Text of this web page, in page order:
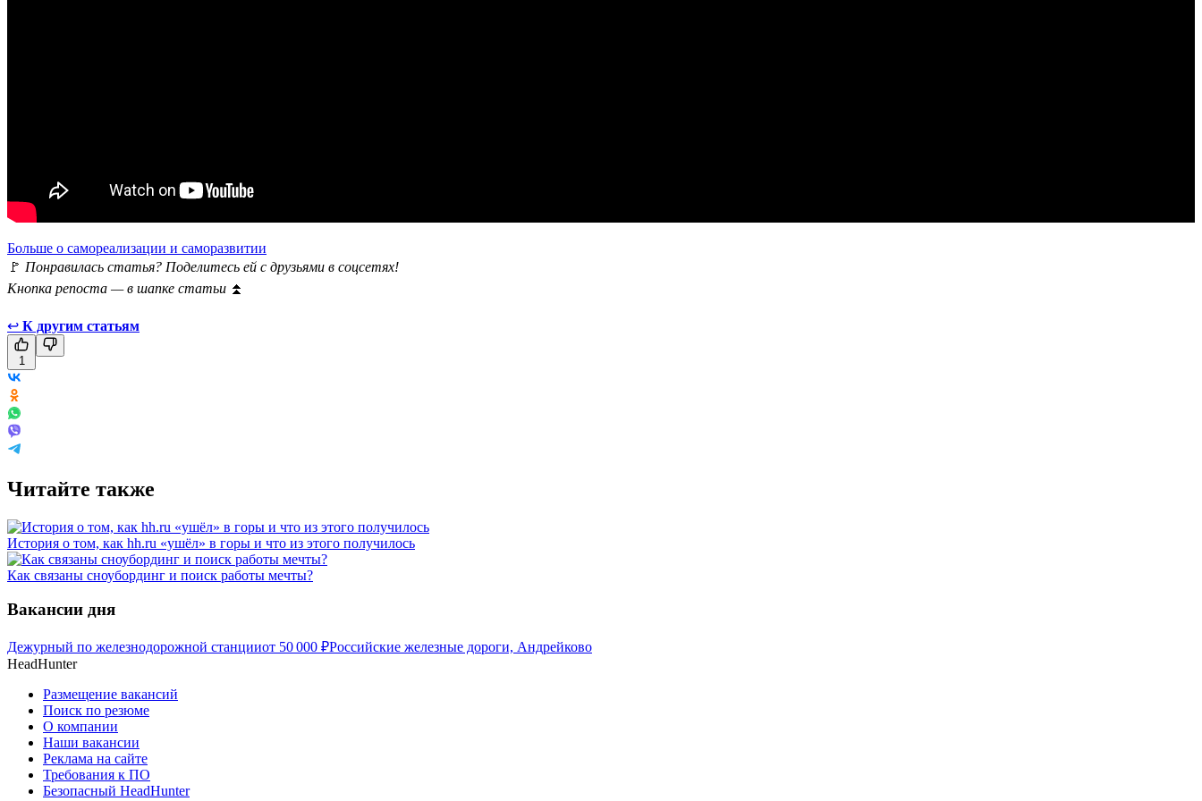
Больше о самореализации и саморазвитии
🚩 Понравилась статья? Поделитесь ей с друзьями в соцсетях!
Кнопка репоста — в шапке статьи ⏫
↩ К другим статьям
1
Читайте также
История о том, как hh.ru «ушёл» в горы и что из этого получилось
Как связаны сноубординг и поиск работы мечты?
Вакансии дня
Дежурный по железнодорожной станцииот 50 000 ₽Российские железные дороги, Андрейково
HeadHunter
Размещение вакансий
Поиск по резюме
О компании
Наши вакансии
Реклама на сайте
Требования к ПО
Безопасный HeadHunter